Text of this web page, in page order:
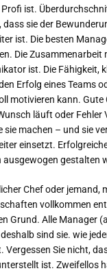
ist.
sie der
ist. Die besten
Die
ist. Die Fähigkeit,
Erfolg eines Teams
motivieren kann. Gute
läuft oder Fehler
sie machen – und sie
einsetzt.
gestalten
Chef oder
vollkommen
Grund. Alle Manager
sind sie. wie
Vergessen Sie nicht,
ist. Zweifellos